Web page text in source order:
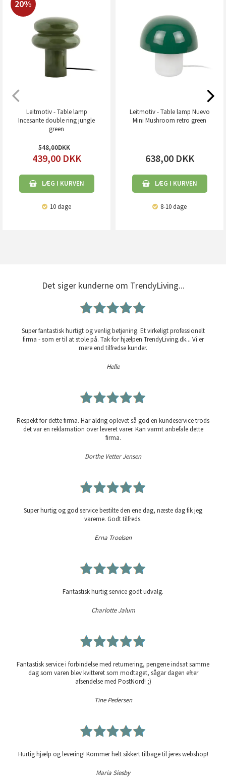
20%
Leitmotiv - Table lamp
Incesante double ring jungle
green
548,00
439,00 DKK
LÆG I KURVEN
10 dage
Leitmotiv - Table lamp Nuevo
Mini Mushroom retro green
638,00 DKK
LÆG I KURVEN
8-10 dage
Det siger kunderne om TrendyLiving...
Super fantastisk hurtigt og venlig betjening. Et virkeligt professionelt
firma - som er til at stole på. Tak for hjælpen TrendyLiving.dk... Vi er
mere end tilfredse kunder.
Helle
Respekt for dette firma. Har aldrig oplevet så god en kundeservice trods
det var en reklamation over leveret varer. Kan varmt anbefale dette
firma.
Dorthe Vetter Jensen
Super hurtig og god service bestilte den ene dag, næste dag fik jeg
varerne. Godt tilfreds.
Erna Troelsen
Fantastisk hurtig service godt udvalg.
Charlotte Jalum
Fantastisk service i forbindelse med returnering, pengene indsat samme
dag som varen blev kvitteret som modtaget, sågar dagen efter
afsendelse med PostNord! ;)
Tine Pedersen
Hurtig hjælp og levering! Kommer helt sikkert tilbage til jeres webshop!
Maria Siesby